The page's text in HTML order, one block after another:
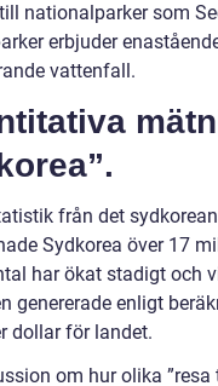
nationalparker som
erbjuder
vattenfall.
från det
Sydkorea över 17
har ökat stadigt och
genererade enligt
dollar för landet.
om hur olika